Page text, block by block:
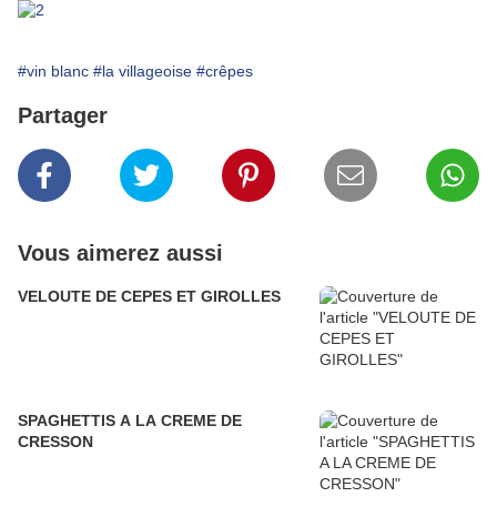
#vin blanc #la villageoise #crêpes
Partager
Vous aimerez aussi
VELOUTE DE CEPES ET GIROLLES
SPAGHETTIS A LA CREME DE
CRESSON